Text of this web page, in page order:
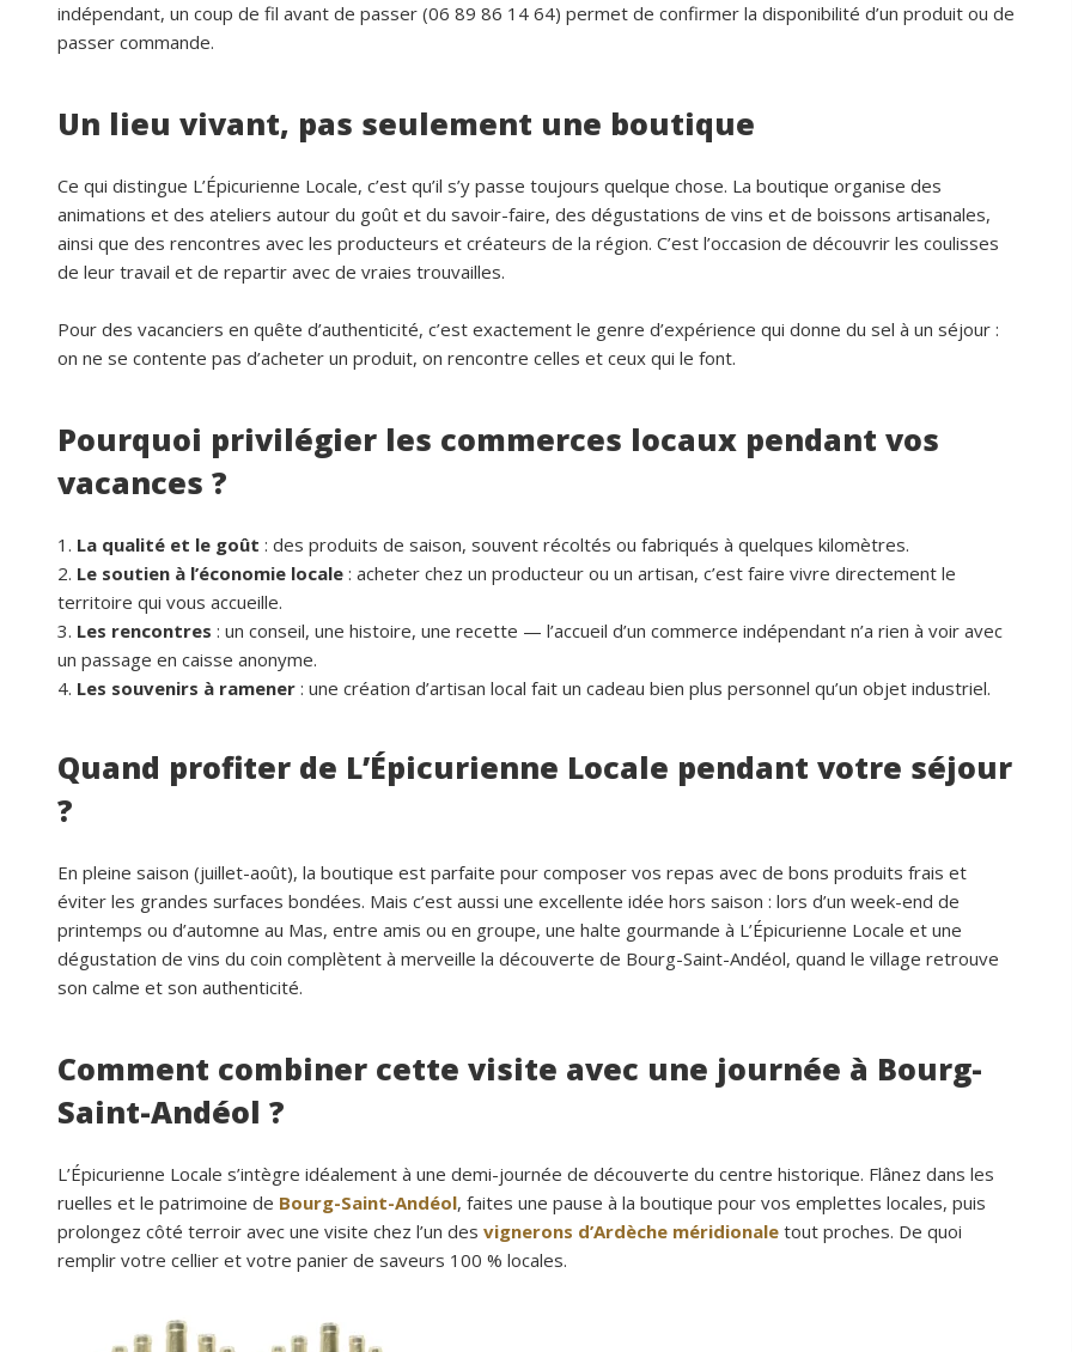
indépendant, un coup de fil avant de passer (06 89 86 14 64) permet de confirmer la disponibilité d’un produit ou de
passer commande.
Un lieu vivant, pas seulement une boutique
Ce qui distingue L’Épicurienne Locale, c’est qu’il s’y passe toujours quelque chose. La boutique organise des
animations et des ateliers autour du goût et du savoir-faire, des dégustations de vins et de boissons artisanales,
ainsi que des rencontres avec les producteurs et créateurs de la région. C’est l’occasion de découvrir les coulisses
de leur travail et de repartir avec de vraies trouvailles.
Pour des vacanciers en quête d’authenticité, c’est exactement le genre d’expérience qui donne du sel à un séjour :
on ne se contente pas d’acheter un produit, on rencontre celles et ceux qui le font.
Pourquoi privilégier les commerces locaux pendant vos
vacances ?
La qualité et le goût : des produits de saison, souvent récoltés ou fabriqués à quelques kilomètres.
Le soutien à l’économie locale : acheter chez un producteur ou un artisan, c’est faire vivre directement le
territoire qui vous accueille.
Les rencontres : un conseil, une histoire, une recette — l’accueil d’un commerce indépendant n’a rien à voir avec
un passage en caisse anonyme.
Les souvenirs à ramener : une création d’artisan local fait un cadeau bien plus personnel qu’un objet industriel.
Quand profiter de L’Épicurienne Locale pendant votre séjour
?
En pleine saison (juillet-août), la boutique est parfaite pour composer vos repas avec de bons produits frais et
éviter les grandes surfaces bondées. Mais c’est aussi une excellente idée hors saison : lors d’un week-end de
printemps ou d’automne au Mas, entre amis ou en groupe, une halte gourmande à L’Épicurienne Locale et une
dégustation de vins du coin complètent à merveille la découverte de Bourg-Saint-Andéol, quand le village retrouve
son calme et son authenticité.
Comment combiner cette visite avec une journée à Bourg-
Saint-Andéol ?
L’Épicurienne Locale s’intègre idéalement à une demi-journée de découverte du centre historique. Flânez dans les
ruelles et le patrimoine de Bourg-Saint-Andéol, faites une pause à la boutique pour vos emplettes locales, puis
prolongez côté terroir avec une visite chez l’un des vignerons d’Ardèche méridionale tout proches. De quoi
remplir votre cellier et votre panier de saveurs 100 % locales.